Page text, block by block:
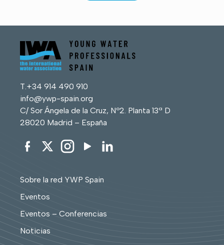
T.+34 914 490 910
info@ywp-spain.org
C/ Sor Ángela de la Cruz, Nº2. Planta 13ª D
28020 Madrid – España
Sobre la red YWP Spain
Eventos
Eventos – Conferencias
Noticias